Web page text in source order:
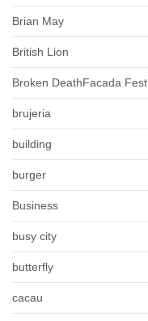
Brian May
British Lion
Broken DeathFacada Fest
brujeria
building
burger
Business
busy city
butterfly
cacau